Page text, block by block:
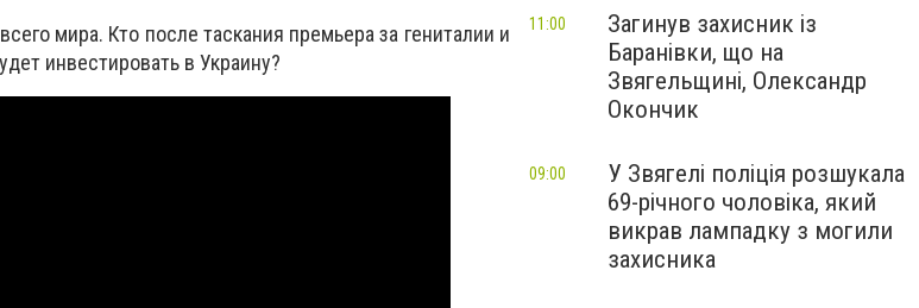
мира. Кто после таскания премьера за гениталии и
инвестировать в Украину?
Загинув захисник із
Баранівки, що на
Звягельщині, Олександр
Окончик
11:00
У Звягелі поліція розшукала
69-річного чоловіка, який
викрав лампадку з могили
захисника
09:00